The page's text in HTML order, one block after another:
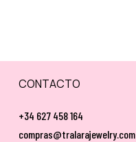
CONTACTO
+34 627 458 164
compras@tralarajewelry.com